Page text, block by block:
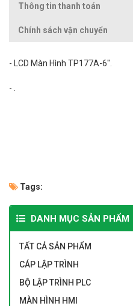
Thông tin thanh toán
Chính sách vận chuyển
- LCD Màn Hình TP177A-6".
- .
Tags:
DANH MỤC SẢN PHẨM
TẤT CẢ SẢN PHẨM
CÁP LẬP TRÌNH
BỘ LẬP TRÌNH PLC
MÀN HÌNH HMI